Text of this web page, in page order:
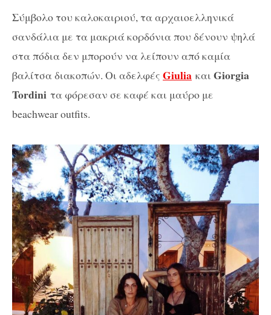
Σύμβολο του καλοκαιριού, τα αρχαιοελληνικά
σανδάλια με τα μακριά κορδόνια που δένουν ψηλά
στα πόδια δεν μπορούν να λείπουν από καμία
βαλίτσα διακοπών. Οι αδελφές Giulia και Giorgia
Tordini τα φόρεσαν σε καφέ και μαύρο με
beachwear outfits.